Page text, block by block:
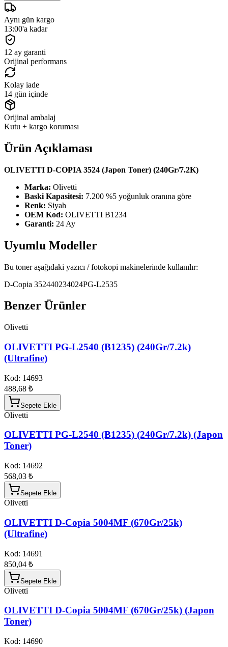
Aynı gün kargo
13:00'a kadar
12 ay garanti
Orijinal performans
Kolay iade
14 gün içinde
Orijinal ambalaj
Kutu + kargo koruması
Ürün Açıklaması
OLIVETTI D-COPIA 3524 (Japon Toner) (240Gr/7.2K)
Marka: Olivetti
Baski Kapasitesi: 7.200 %5 yoğunluk oranına göre
Renk: Siyah
OEM Kod: OLIVETTI B1234
Garanti: 24 Ay
Uyumlu Modeller
Bu toner aşağıdaki yazıcı / fotokopi makinelerinde kullanılır:
D-Copia 352440234024PG-L2535
Benzer Ürünler
Olivetti
OLIVETTI PG-L2540 (B1235) (240Gr/7.2k)
(Ultrafine)
Kod: 14693
488,68 ₺
Sepete Ekle
Olivetti
OLIVETTI PG-L2540 (B1235) (240Gr/7.2k) (Japon
Toner)
Kod: 14692
568,03 ₺
Sepete Ekle
Olivetti
OLIVETTI D-Copia 5004MF (670Gr/25k)
(Ultrafine)
Kod: 14691
850,04 ₺
Sepete Ekle
Olivetti
OLIVETTI D-Copia 5004MF (670Gr/25k) (Japon
Toner)
Kod: 14690